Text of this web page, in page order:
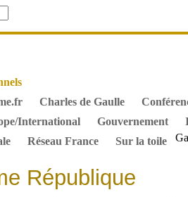
Charles de Gaulle
International Gouvernement
Réseau France Sur la toile
République